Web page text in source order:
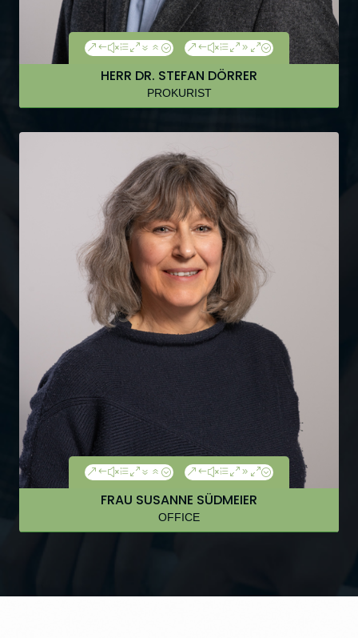
HERR DR. STEFAN DÖRRER
PROKURIST
Fon: +49 (0)30 39095 320
Fax: +49 (0)30 39095 321
&#xe076; &#xe090;
FRAU SUSANNE SÜDMEIER
OFFICE
&#xe076; &#xe090;